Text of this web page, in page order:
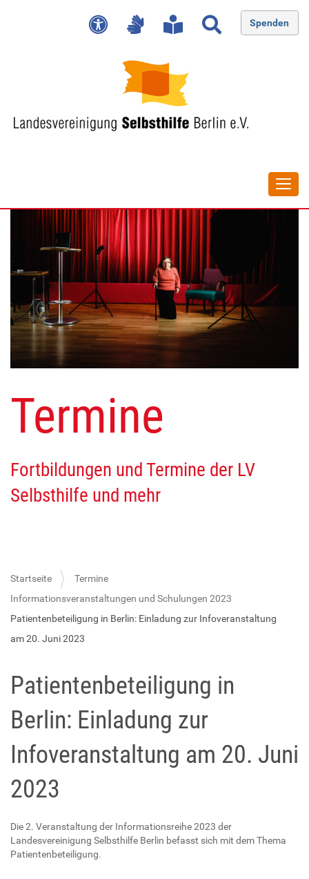
Spenden
Termine
Fortbildungen und Termine der LV
Selbsthilfe und mehr
Startseite
Termine
Informationsveranstaltungen und Schulungen 2023
Patientenbeteiligung in Berlin: Einladung zur Infoveranstaltung
am 20. Juni 2023
Patientenbeteiligung in
Berlin: Einladung zur
Infoveranstaltung am 20. Juni
2023
Die 2. Veranstaltung der Informationsreihe 2023 der
Landesvereinigung Selbsthilfe Berlin befasst sich mit dem Thema
Patientenbeteiligung.